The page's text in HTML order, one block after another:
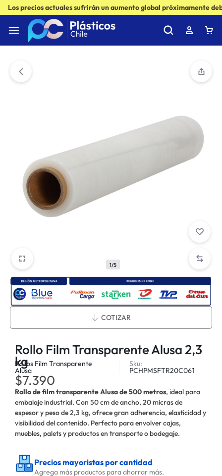
Los precios actuales sufrirán un aumento global próximamente
1/5
Métodos de envío:
COTIZAR
Rollo Film Transparente Alusa 2,3
kg
Rollos Film Transparente
Alusa
Sku:
PCHPMSFTR20C061
$7.390
Rollo de film transparente Alusa de 500 metros, ideal para
embalaje industrial. Con 50 cm de ancho, 20 micras de
espesor y peso de 2,3 kg, ofrece gran adherencia, elasticidad y
visibilidad del contenido. Perfecto para envolver cajas,
muebles, palets y productos en transporte o bodegaje.
Precios mayoristas por cantidad
Agrega más productos para ahorrar más.